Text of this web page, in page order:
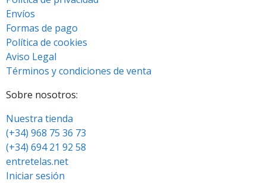
Envíos
Formas de pago
Política de cookies
Aviso Legal
Términos y condiciones de venta
Sobre nosotros:
Nuestra tienda
(+34) 968 75 36 73
(+34) 694 21 92 58
entretelas.net
Iniciar sesión